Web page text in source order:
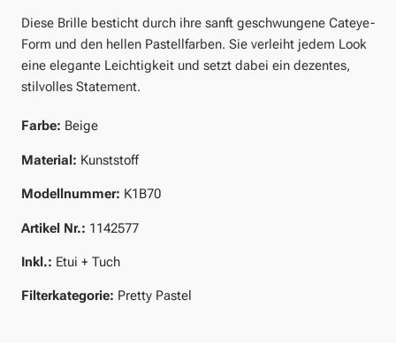
Diese Brille besticht durch ihre sanft geschwungene Cateye-
Form und den hellen Pastellfarben. Sie verleiht jedem Look
eine elegante Leichtigkeit und setzt dabei ein dezentes,
stilvolles Statement.
Farbe: Beige
Material: Kunststoff
Modellnummer: K1B70
Artikel Nr.: 1142577
Inkl.: Etui + Tuch
Filterkategorie: Pretty Pastel